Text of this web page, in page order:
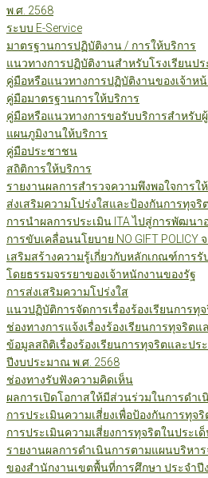
พ.ศ. 2568
ระบบ E-Service
มาตรฐานการปฏิบัติงาน / การให้บริการ
แนวทางการปฏิบัติงานสำหรับโรงเรียนป
คู่มือหรือแนวทางการปฏิบัติงานของเจ้าห
คู่มือมาตรฐานการให้บริการ
คู่มือหรือแนวทางการขอรับบริการสำหรับ
แผนภูมิงานให้บริการ
คู่มือประชาชน
สถิติการให้บริการ
รายงานผลการสำรวจความพึงพอใจการใ
ส่งเสริมความโปร่งใสและป้องกันการทุจริต
การนำผลการประเมิน ITA ไปสู่การพัฒนา
การขับเคลื่อนนโยบาย NO GIFT
เสริมสร้างความรู้เกี่ยวกับหลักเกณฑ์การ
โดยธรรมจรรยาของเจ้าหนักงานของรัฐ
การส่งเสริมความโปร่งใส
แนวปฏิบัติการจัดการเรื่องร้องเรียนการ
ช่องทางการแจ้งเรื่องร้องเรียนการทุจริต
ข้อมูลสถิติเรื่องร้องเรียนการทุจริตและปร
ปีงบประมาณ พ.ศ. 2568
ช่องทางรับฟังความคิดเห็น
ผลการเปิดโอกาสให้มีส่วนร่วมในการดำ
การประเมินความเสี่ยงเพื่อป้องกันการทุจริ
การประเมินความเสี่ยงการทุจริตในประเ
รายงานผลการดำเนินการตามแผนบริหา
ของสำนักงานเขตพื้นที่การศึกษา ประจำปี